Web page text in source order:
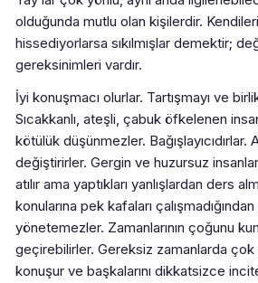
olduğunda mutlu olan kişilerdir.
hissediyorlarsa sıkılmışlar demektir;
gereksinimleri vardır.
İyi konuşmacı olurlar. Tartışmayı ve
Sıcakkanlı, ateşli, çabuk öfkelenen
kötülük düşünmezler. Bağışlayıcıdırlar.
değiştirirler. Gergin ve huzursuz
atılır ama yaptıkları yanlışlardan ders
konularına pek kafaları çalışmadığından
yönetemezler. Zamanlarının çoğunu
geçirebilirler. Gereksiz zamanlarda çok
konuşur ve başkalarını dikkatsizce